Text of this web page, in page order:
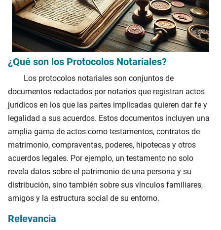
¿Qué son los Protocolos Notariales?
Los protocolos notariales son conjuntos de
documentos redactados por notarios que registran actos
jurídicos en los que las partes implicadas quieren dar fe y
legalidad a sus acuerdos. Estos documentos incluyen una
amplia gama de actos como testamentos, contratos de
matrimonio, compraventas, poderes, hipotecas y otros
acuerdos legales. Por ejemplo, un testamento no solo
revela datos sobre el patrimonio de una persona y su
distribución, sino también sobre sus vínculos familiares,
amigos y la estructura social de su entorno.
Relevancia